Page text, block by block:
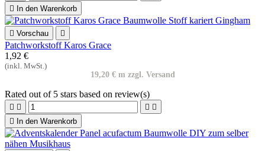

In den Warenkorb
 Vorschau 
Patchworkstoff Karos Grace
1,92 €
(inkl. MwSt.)
19,20 € m zzgl. Versand
Rated out of 5 stars based on review(s)
   

In den Warenkorb